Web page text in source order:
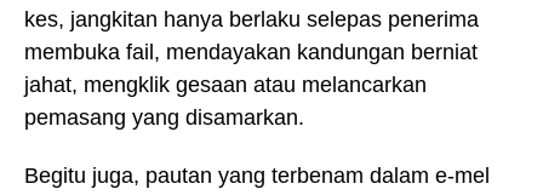
kes, jangkitan hanya berlaku selepas penerima
membuka fail, mendayakan kandungan berniat
jahat, mengklik gesaan atau melancarkan
pemasang yang disamarkan.
Begitu juga, pautan yang terbenam dalam e-mel